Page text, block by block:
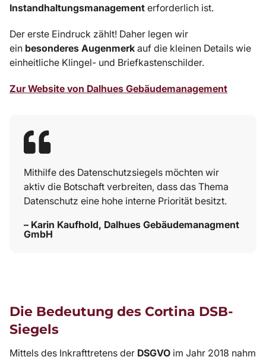
Instandhaltungsmanagement erforderlich ist.
Der erste Eindruck zählt! Daher legen wir
ein besonderes Augenmerk auf die kleinen Details wie
einheitliche Klingel- und Briefkastenschilder.
Zur Website von Dalhues Gebäudemanagement
Mithilfe des Datenschutzsiegels möchten wir
aktiv die Botschaft verbreiten, dass das Thema
Datenschutz eine hohe interne Priorität besitzt.
– Karin Kaufhold, Dalhues Gebäudemanagment
GmbH
Die Bedeutung des Cortina DSB-
Siegels
Mittels des Inkrafttretens der DSGVO im Jahr 2018 nahm